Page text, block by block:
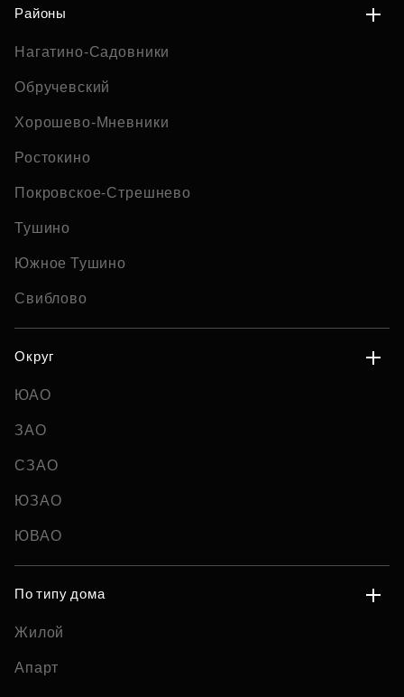
Районы
Нагатино-Садовники
Обручевский
Хорошево-Мневники
Ростокино
Покровское-Стрешнево
Тушино
Южное Тушино
Свиблово
Округ
ЮАО
ЗАО
СЗАО
ЮЗАО
ЮВАО
По типу дома
Жилой
Апарт